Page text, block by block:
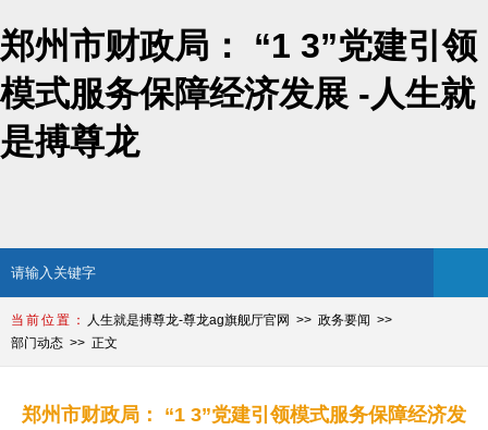
郑州市财政局： “1 3”党建引领
模式服务保障经济发展 -人生就
是搏尊龙
人生就是搏尊龙-尊龙ag旗舰厅官网
政务要闻
部门动态
正文
郑州市财政局： “1 3”党建引领模式服务保障经济发